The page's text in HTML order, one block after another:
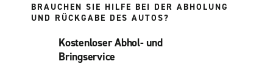
BRAUCHEN SIE HILFE BEI DER ABHOLUNG
UND RÜCKGABE DES AUTOS?
Kostenloser Abhol- und
Bringservice